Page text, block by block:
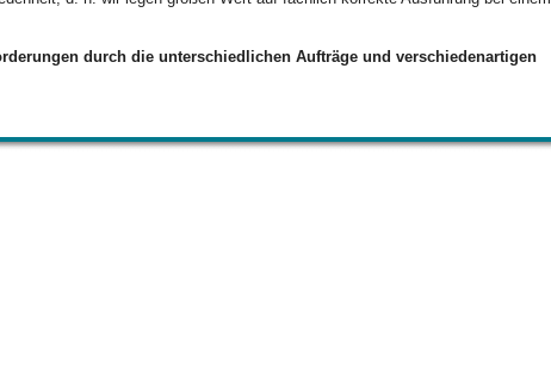
durch die unterschiedlichen Aufträge und verschiedenartigen